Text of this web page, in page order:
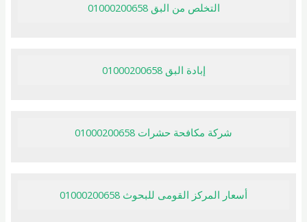
التخلص من البق 01000200658
إبادة البق 01000200658
شركة مكافحة حشرات 01000200658
أسعار المركز القومى للبحوث 01000200658